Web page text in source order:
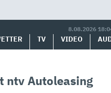
8.08.2026
TV VIDEO
ntv Autoleasing